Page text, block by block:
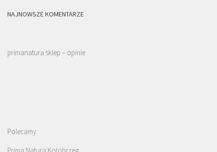
NAJNOWSZE KOMENTARZE
primanatura sklep – opinie
Polecamy:
Prima Natura Kołobrzeg